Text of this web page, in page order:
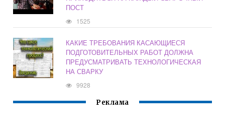
ПОСТ
1525
КАКИЕ ТРЕБОВАНИЯ КАСАЮЩИЕСЯ
ПОДГОТОВИТЕЛЬНЫХ РАБОТ ДОЛЖНА
ПРЕДУСМАТРИВАТЬ ТЕХНОЛОГИЧЕСКАЯ
НА СВАРКУ
9928
Реклама